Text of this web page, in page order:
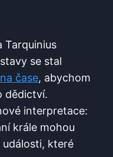
Tarquinius
se stal
čase, abychom
dědictví.
interpretace:
krále mohou
které